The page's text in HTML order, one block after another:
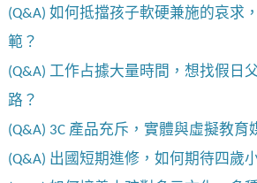
(Q&A) 如何抵擋孩子軟硬兼施的哀求
範？
(Q&A) 工作占據大量時間，想找假日
路？
(Q&A) 3C 產品充斥，實體與虛擬教育
(Q&A) 出國短期進修，如何期待四歲